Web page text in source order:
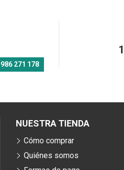
986 271 178
NUESTRA TIENDA
Cómo comprar
Quiénes somos